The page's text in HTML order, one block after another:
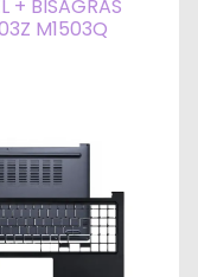
+ BISAGRAS
M1503Q